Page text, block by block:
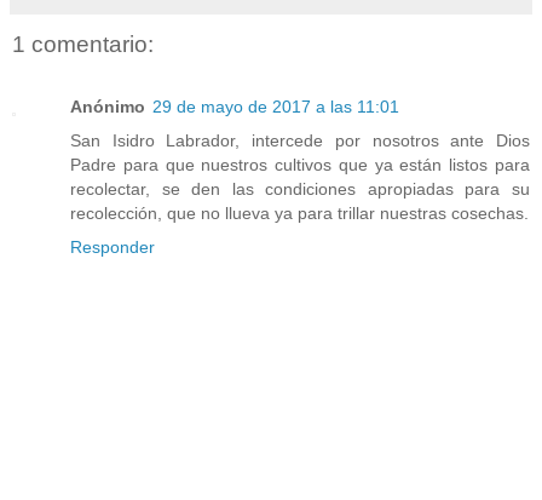
1 comentario:
Anónimo 29 de mayo de 2017 a las 11:01
San Isidro Labrador, intercede por nosotros ante Dios
Padre para que nuestros cultivos que ya están listos para
recolectar, se den las condiciones apropiadas para su
recolección, que no llueva ya para trillar nuestras cosechas.
Responder